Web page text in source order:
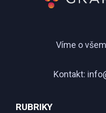
Víme o
Kontakt:
RUBRIKY